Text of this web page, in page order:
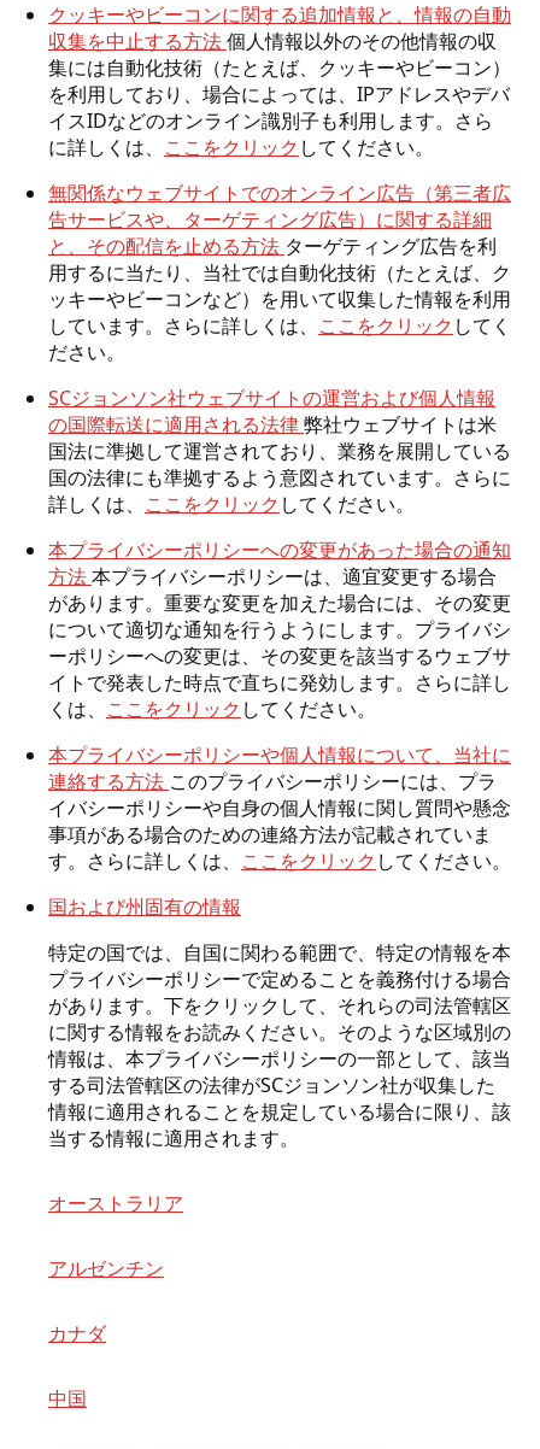
クッキーやビーコンに関する追加情報と、情報の自動
収集を中止する方法個人情報以外のその他情報の収
集には自動化技術（たとえば、クッキーやビーコン）
を利用しており、場合によっては、IPアドレスやデバ
イスIDなどのオンライン識別子も利用します。さら
に詳しくは、 ここをクリック してください。
無関係なウェブサイトでのオンライン広告（第三者広
告サービスや、ターゲティング広告）に関する詳細
と、その配信を止める方法 ターゲティング広告を利
用するに当たり、当社では自動化技術（たとえば、ク
ッキーやビーコンなど）を用いて収集した情報を利用
しています。さらに詳しくは、 ここをクリック してく
ださい。
SCジョンソン社ウェブサイトの運営および個人情報
の国際転送に適用される法律弊社ウェブサイトは米
国法に準拠して運営されており、業務を展開している
国の法律にも準拠するよう意図されています。さらに
詳しくは、 ここをクリック してください。
本プライバシーポリシーへの変更があった場合の通知
方法本プライバシーポリシーは、適宜変更する場合
があります。重要な変更を加えた場合には、その変更
について適切な通知を行うようにします。プライバシ
ーポリシーへの変更は、その変更を該当するウェブサ
イトで発表した時点で直ちに発効します。さらに詳し
くは、 ここをクリック してください。
本プライバシーポリシーや個人情報について、当社に
連絡する方法 このプライバシーポリシーには、プラ
イバシーポリシーや自身の個人情報に関し質問や懸念
事項がある場合のための連絡方法が記載されていま
す。さらに詳しくは、 ここをクリック してください。
国および州固有の情報
特定の国では、自国に関わる範囲で、特定の情報を本
プライバシーポリシーで定めることを義務付ける場合
があります。下をクリックして、それらの司法管轄区
に関する情報をお読みください。そのような区域別の
情報は、本プライバシーポリシーの一部として、該当
する司法管轄区の法律がSCジョンソン社が収集した
情報に適用されることを規定している場合に限り、該
当する情報に適用されます。
オーストラリア
アルゼンチン
カナダ
中国